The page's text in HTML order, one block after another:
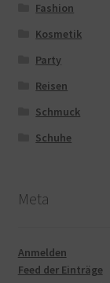
Fashion
Kosmetik
Party
Reisen
Schmuck
Schuhe
Meta
Anmelden
Feed der Einträge